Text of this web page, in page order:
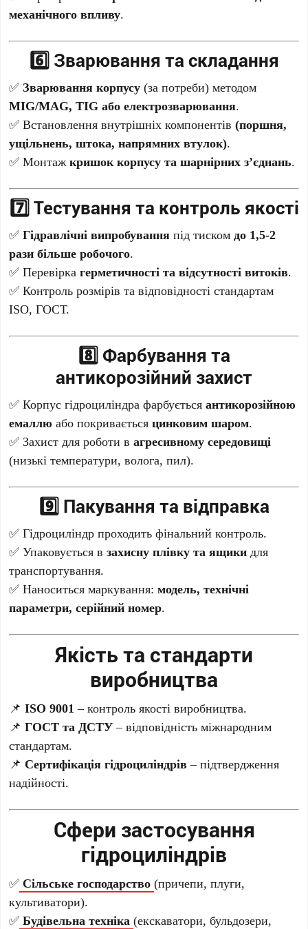
механічного впливу.
6️⃣ Зварювання та складання
✅Зварювання корпусу (за потреби) методом
MIG/MAG, TIG або електрозварювання.
✅ Встановлення внутрішніх компонентів(поршня,
ущільнень, штока, напрямних втулок).
✅ Монтажкришок корпусу та шарнірних з’єднань.
7️⃣ Тестування та контроль якості
✅Гідравлічні випробування під тиском до 1,5-2
рази більше робочого.
✅ Перевіркагерметичності та відсутності витоків.
✅ Контроль розмірів та відповідності стандартам
ISO, ГОСТ.
8️⃣ Фарбування та
антикорозійний захист
✅ Корпус гідроциліндра фарбуєтьсяантикорозійною
емаллю або покриваєтьсяцинковим шаром.
✅ Захист для роботи вагресивному середовищі
(низькі температури, волога, пил).
9️⃣ Пакування та відправка
✅ Гідроциліндр проходить фінальний контроль.
✅ Упаковується взахисну плівку та ящики для
транспортування.
✅ Наноситься маркування:модель, технічні
параметри, серійний номер.
Якість та стандарти
виробництва
📌ISO 9001 – контроль якості виробництва.
📌ГОСТ та ДСТУ– відповідність міжнародним
стандартам.
📌 Сертифікація гідроциліндрів– підтвердження
надійності.
Сфери застосування
гідроциліндрів
✅ Сільське господарство (причепи, плуги,
культиватори).
✅ Будівельна техніка (екскаватори, бульдозери,